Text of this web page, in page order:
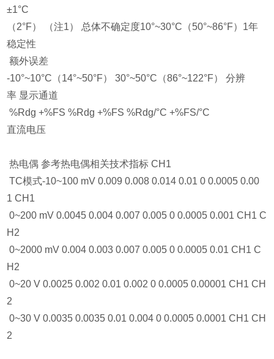
±1°C
（2°F） （注1） 总体不确定度10°~30°C（50°~86°F）1年
稳定性
额外误差
-10°~10°C（14°~50°F） 30°~50°C（86°~122°F） 分辨
率 显示通道
%Rdg +%FS %Rdg +%FS %Rdg/°C +%FS/°C
直流电压
热电偶 参考热电偶相关技术指标 CH1
TC模式-10~100 mV 0.009 0.008 0.014 0.01 0 0.0005 0.00
1 CH1
0~200 mV 0.0045 0.004 0.007 0.005 0 0.0005 0.001 CH1 C
H2
0~2000 mV 0.004 0.003 0.007 0.005 0 0.0005 0.01 CH1 C
H2
0~20 V 0.0025 0.002 0.01 0.002 0 0.0005 0.00001 CH1 CH
2
0~30 V 0.0035 0.0035 0.01 0.004 0 0.0005 0.0001 CH1 CH
2